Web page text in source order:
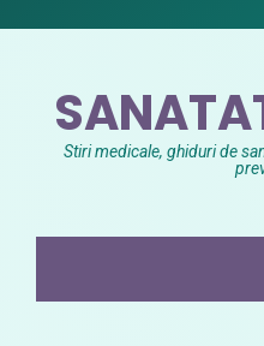
Stiri medicale, ghiduri de